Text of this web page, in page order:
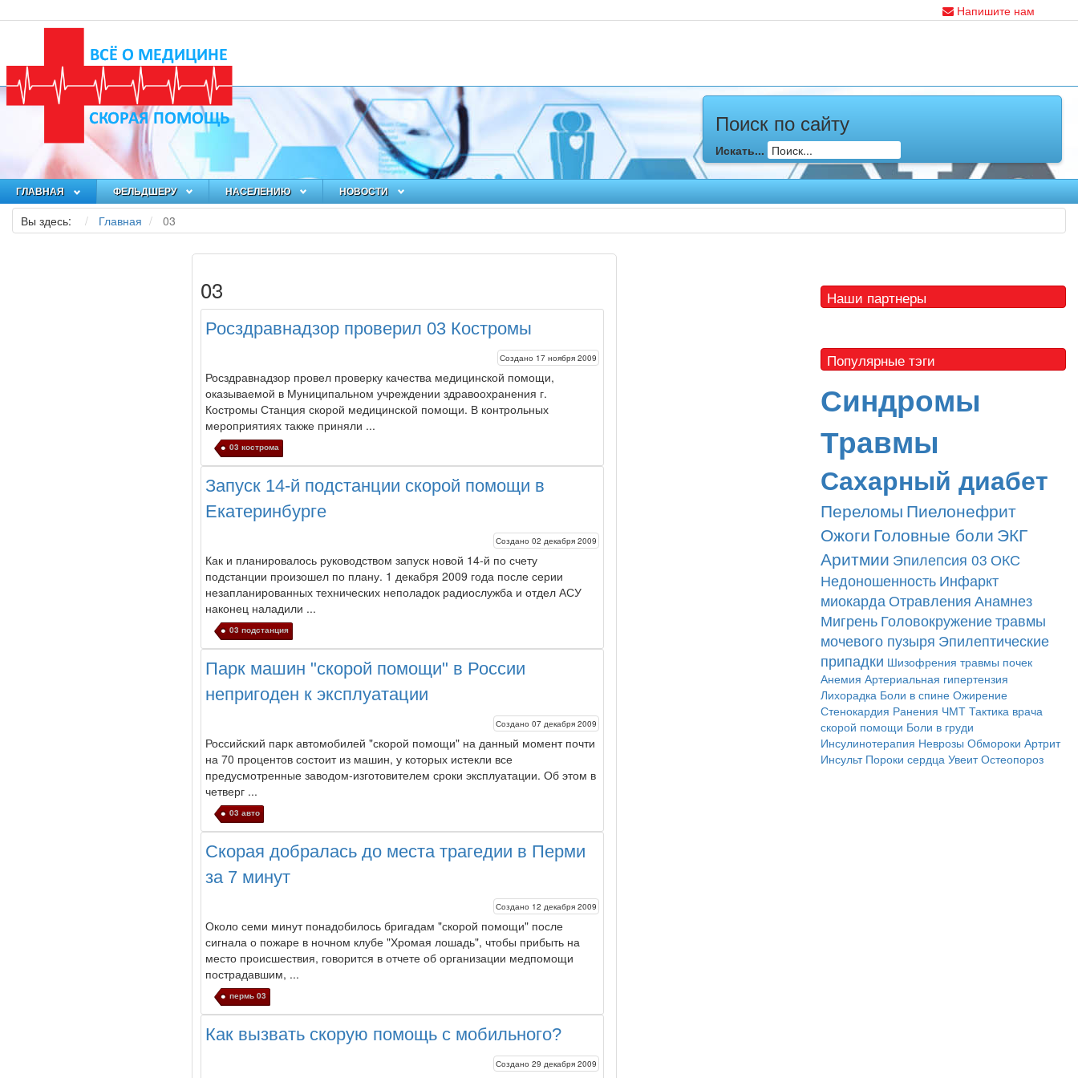
Напишите нам
Поиск по сайту
Искать...
ГЛАВНАЯ ФЕЛЬДШЕРУ НАСЕЛЕНИЮ НОВОСТИ
Вы здесь: Главная 03
03
Росздравнадзор проверил 03 Костромы
Создано 17 ноября 2009
Росздравнадзор провел проверку качества медицинской помощи,
оказываемой в Муниципальном учреждении здравоохранения г.
Костромы Станция скорой медицинской помощи. В контрольных
мероприятиях также приняли ...
03 кострома
Запуск 14-й подстанции скорой помощи в
Екатеринбурге
Создано 02 декабря 2009
Как и планировалось руководством запуск новой 14-й по счету
подстанции произошел по плану. 1 декабря 2009 года после серии
незапланированных технических неполадок радиослужба и отдел АСУ
наконец наладили ...
03 подстанция
Парк машин "скорой помощи" в России
непригоден к эксплуатации
Создано 07 декабря 2009
Российский парк автомобилей "скорой помощи" на данный момент почти
на 70 процентов состоит из машин, у которых истекли все
предусмотренные заводом-изготовителем сроки эксплуатации. Об этом в
четверг ...
03 авто
Скорая добралась до места трагедии в Перми
за 7 минут
Создано 12 декабря 2009
Около семи минут понадобилось бригадам "скорой помощи" после
сигнала о пожаре в ночном клубе "Хромая лошадь", чтобы прибыть на
место происшествия, говорится в отчете об организации медпомощи
пострадавшим, ...
пермь 03
Как вызвать скорую помощь с мобильного?
Создано 29 декабря 2009
Наши партнеры
Популярные тэги
Синдромы
Травмы
Сахарный диабет
Переломы Пиелонефрит
Ожоги Головные боли ЭКГ
Аритмии Эпилепсия 03 ОКС
Недоношенность Инфаркт
миокарда Отравления Анамнез
Мигрень Головокружениетравмы
мочевого пузыря Эпилептические
припадки Шизофрения травмы почек
Анемия Артериальная гипертензия
Лихорадка Боли в спине Ожирение
Стенокардия Ранения ЧМТ Тактика врача
скорой помощи Боли в груди
Инсулинотерапия Неврозы Обмороки Артрит
Инсульт Пороки сердца Увеит Остеопороз